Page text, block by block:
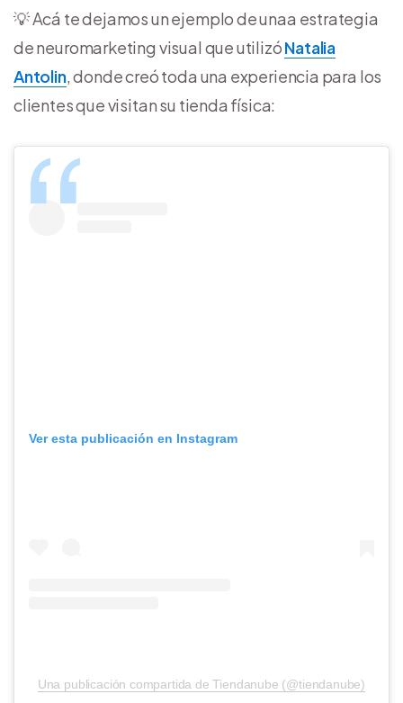
💡 Acá te dejamos un ejemplo de unaa estrategia
de neuromarketing visual que utilizóNatalia
Antolin, donde creó toda una experiencia para los
clientes que visitan su tienda física:
Ver esta publicación en Instagram
Una publicación compartida de Tiendanube (@tiendanube)